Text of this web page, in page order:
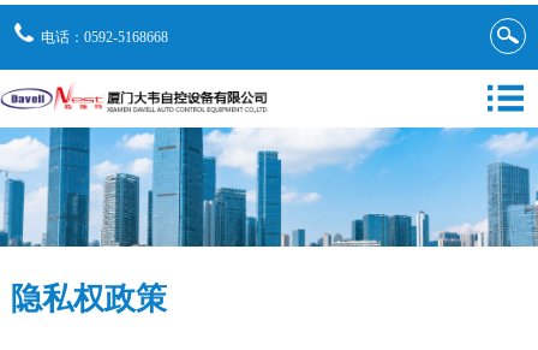
电话：0592-5168668
隐私权政策